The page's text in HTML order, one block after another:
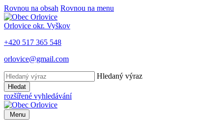
Rovnou na obsah Rovnou na menu
Orlovice okr. Vyškov
+420 517 365 548
orlovice@gmail.com
Hledaný výraz
Hledat
rozšířené vyhledávání
Menu